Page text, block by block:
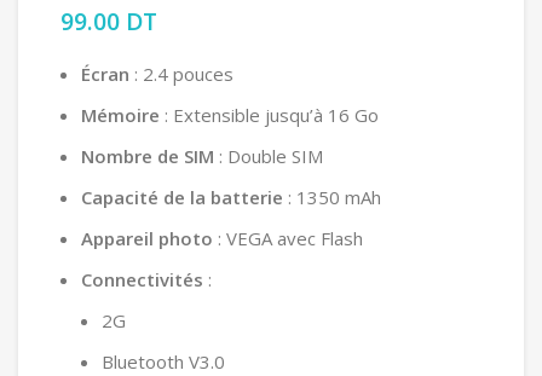
99.00 DT
Écran : 2.4 pouces
Mémoire : Extensible jusqu’à 16 Go
Nombre de SIM : Double SIM
Capacité de la batterie : 1350 mAh
Appareil photo : VEGA avec Flash
Connectivités :
2G
Bluetooth V3.0